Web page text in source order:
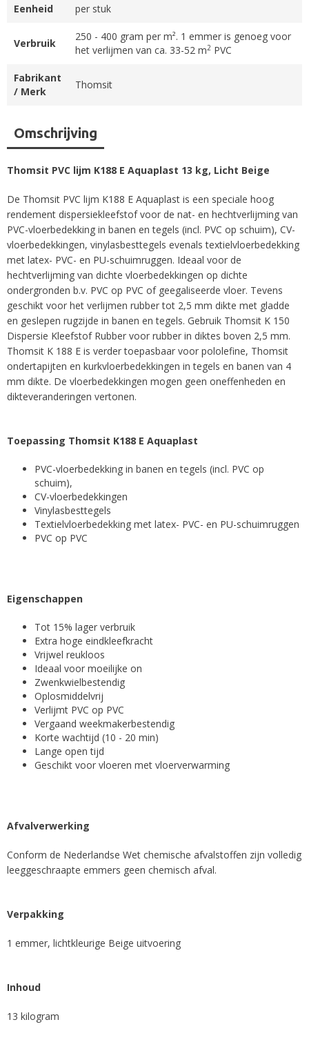
Omschrijving
Thomsit PVC lijm K188 E Aquaplast 13 kg, Licht Beige
De Thomsit PVC lijm K188 E Aquaplast is een speciale hoog
rendement dispersiekleefstof voor de nat- en hechtverlijming van
PVC-vloerbedekking in banen en tegels (incl. PVC op schuim), CV-
vloerbedekkingen, vinylasbesttegels evenals textielvloerbedekking
met latex- PVC- en PU-schuimruggen. Ideaal voor de
hechtverlijming van dichte vloerbedekkingen op dichte
ondergronden b.v. PVC op PVC of geegaliseerde vloer. Tevens
geschikt voor het verlijmen rubber tot 2,5 mm dikte met gladde
en geslepen rugzijde in banen en tegels. Gebruik Thomsit K 150
Dispersie Kleefstof Rubber voor rubber in diktes boven 2,5 mm.
Thomsit K 188 E is verder toepasbaar voor pololefine, Thomsit
ondertapijten en kurkvloerbedekkingen in tegels en banen van 4
mm dikte. De vloerbedekkingen mogen geen oneffenheden en
dikteveranderingen vertonen.
Toepassing Thomsit K188 E Aquaplast
PVC-vloerbedekking in banen en tegels (incl. PVC op
schuim),
CV-vloerbedekkingen
Vinylasbesttegels
Textielvloerbedekking met latex- PVC- en PU-schuimruggen
PVC op PVC
Eigenschappen
Tot 15% lager verbruik
Extra hoge eindkleefkracht
Vrijwel reukloos
Ideaal voor moeilijke on
Zwenkwielbestendig
Oplosmiddelvrij
Verlijmt PVC op PVC
Vergaand weekmakerbestendig
Korte wachtijd (10 - 20 min)
Lange open tijd
Geschikt voor vloeren met vloerverwarming
Afvalverwerking
Conform de Nederlandse Wet chemische afvalstoffen zijn volledig
leeggeschraapte emmers geen chemisch afval.
Verpakking
1 emmer, lichtkleurige Beige uitvoering
Inhoud
13 kilogram
Eenheid per stuk
Verbruik
250 - 400 gram per m². 1 emmer is genoeg voor
het verlijmen van ca. 33-52 m2 PVC
Fabrikant
/ Merk
Thomsit